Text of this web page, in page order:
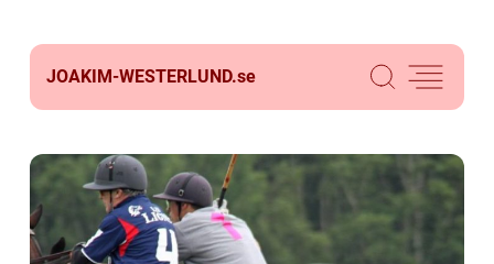
JOAKIM-WESTERLUND.se